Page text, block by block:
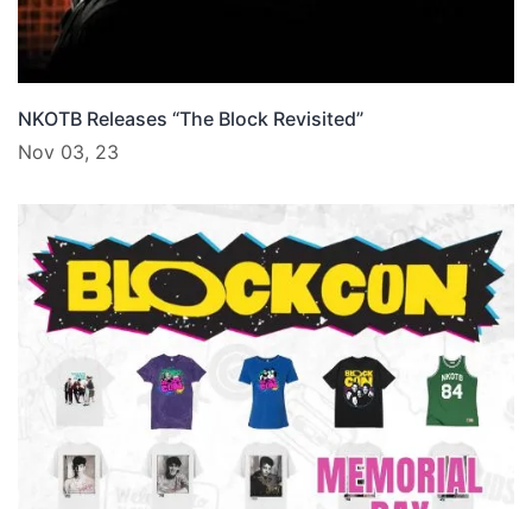
NKOTB Releases “The Block Revisited”
Nov 03, 23